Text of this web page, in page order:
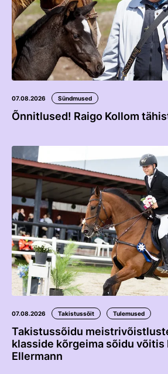
Võistluskalender
Võistlussarjad
Edetabelid
Ametnikud
Koolitused
Välisvõistlustel Osaleja Meelespea
RAKENDISPORT
Regulatsioonid
Võistluskalender
Võistlussarjad
Edetabelid
Ametnikud
Koolitused
Välisvõistlustel Osaleja Meelespea
07.08.2026 Sündmused
Õnnitlused! Raigo Kollom
07.08.2026 Takistussõit Tulemused
Takistussõidu
klasside kõrgeima sõidu võitis
Ellermann